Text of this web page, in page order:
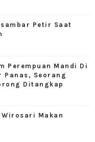
Petir Saat
Perempuan Mandi Di
Panas, Seorang
Ditangkap
Makan